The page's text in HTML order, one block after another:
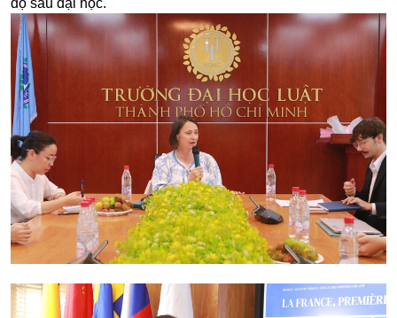
độ sau đại học.